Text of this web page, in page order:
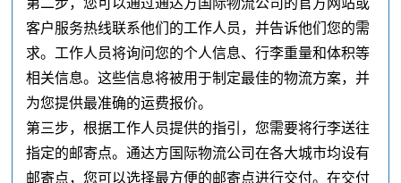
第二步，您可以通过通达方国际物流公司的官方网站或
客户服务热线联系他们的工作人员，并告诉他们您的需
求。工作人员将询问您的个人信息、行李重量和体积等
相关信息。这些信息将被用于制定最佳的物流方案，并
为您提供最准确的运费报价。
第三步，根据工作人员提供的指引，您需要将行李送往
指定的邮寄点。通达方国际物流公司在各大城市均设有
邮寄点，您可以选择最方便的邮寄点进行交付。在交付